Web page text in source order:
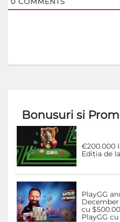
Bonusuri si
€200.000
Ediția de
PlayGG
cu
PlayGG